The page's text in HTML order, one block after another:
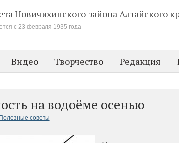
Новичихинского районаАлтайского
с 23 февраля 1935 года
Видео Творчество Редакция
на водоёме осенью
Полезные советы